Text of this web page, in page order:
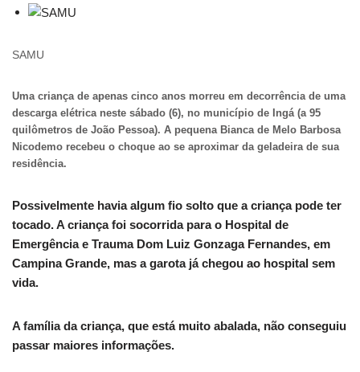
SAMU
Uma criança de apenas cinco anos morreu em decorrência de uma
descarga elétrica neste sábado (6), no município de Ingá (a 95
quilômetros de João Pessoa). A pequena Bianca de Melo Barbosa
Nicodemo recebeu o choque ao se aproximar da geladeira de sua
residência.
Possivelmente havia algum fio solto que a criança pode ter
tocado. A criança foi socorrida para o Hospital de
Emergência e Trauma Dom Luiz Gonzaga Fernandes, em
Campina Grande, mas a garota já chegou ao hospital sem
vida.
A família da criança, que está muito abalada, não conseguiu
passar maiores informações.